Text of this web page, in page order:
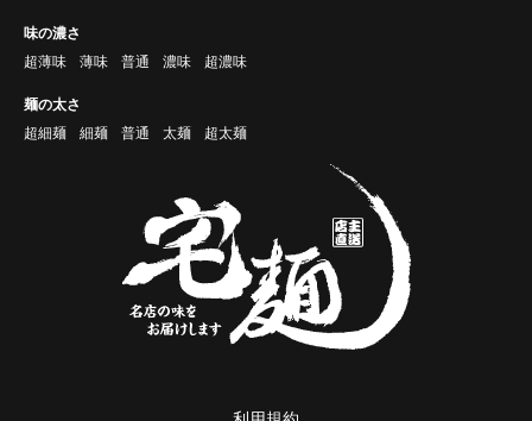
味の濃さ
超薄味
薄味 普通 濃味 超濃味
麺の太さ
超細麺
細麺 普通 太麺 超太麺